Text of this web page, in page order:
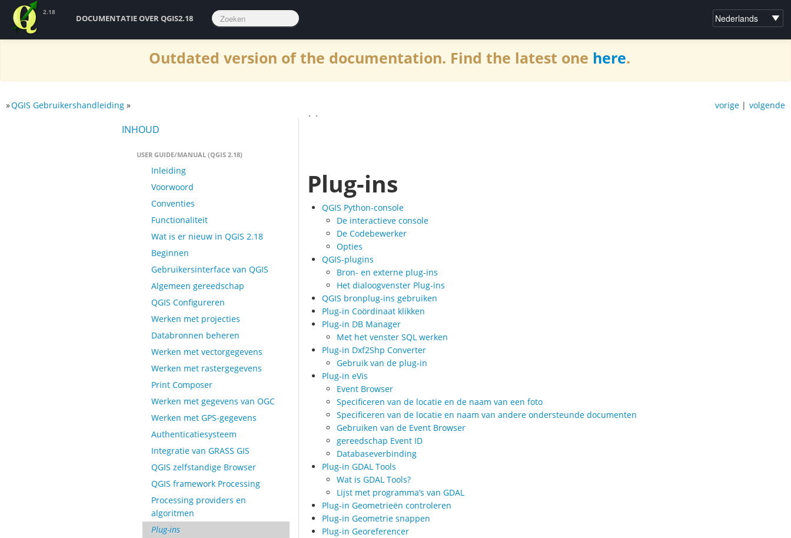
Outdated version of the documentation. Find the latest one here.
2.18
DOCUMENTATIE OVER QGIS2.18
volgende
vorige |
»QGIS Gebruikershandleiding »
INHOUD
USER GUIDE/MANUAL (QGIS 2.18)
Inleiding
Voorwoord
Conventies
Functionaliteit
Wat is er nieuw in QGIS 2.18
Beginnen
Gebruikersinterface van QGIS
Algemeen gereedschap
QGIS Configureren
Werken met projecties
Databronnen beheren
Werken met vectorgegevens
Werken met rastergegevens
Print Composer
Werken met gegevens van OGC
Werken met GPS-gegevens
Authenticatiesysteem
Integratie van GRASS GIS
QGIS zelfstandige Browser
QGIS framework Processing
Processing providers en
algoritmen
Plug-ins
` `
Plug-ins
QGIS Python-console
De interactieve console
De Codebewerker
Opties
QGIS-plugins
Bron- en externe plug-ins
Het dialoogvenster Plug-ins
QGIS bronplug-ins gebruiken
Plug-in Coördinaat klikken
Plug-in DB Manager
Met het venster SQL werken
Plug-in Dxf2Shp Converter
Gebruik van de plug-in
Plug-in eVis
Event Browser
Specificeren van de locatie en de naam van een foto
Specificeren van de locatie en naam van andere ondersteunde documenten
Gebruiken van de Event Browser
gereedschap Event ID
Databaseverbinding
Plug-in GDAL Tools
Wat is GDAL Tools?
Lijst met programma’s van GDAL
Plug-in Geometrieën controleren
Plug-in Geometrie snappen
Plug-in Georeferencer